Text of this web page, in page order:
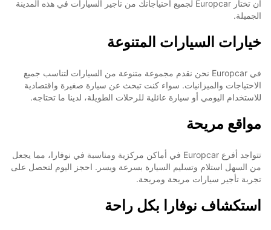
أن تختار Europcar لجميع احتياجاتك من تأجير السيارات في هذه المدينة
الجميلة.
خيارات السيارات المتنوعة
في Europcar نحن نقدم مجموعة متنوعة من السيارات لتناسب جميع
الاحتياجات والميزانيات. سواء كنت تبحث عن سيارة صغيرة واقتصادية
للاستخدام اليومي أو سيارة عائلية للرحلات الطويلة، لدينا ما تحتاجه.
مواقع مريحة
تتواجد أفرع Europcar في أماكن مركزية ومناسبة في نوفارا، مما يجعل
من السهل استلام وتسليم السيارة بسرعة ويسر. احجز اليوم لتحصل على
تجربة تأجير سيارات مريحة ومريحة.
استكشاف نوفارا بكل راحة